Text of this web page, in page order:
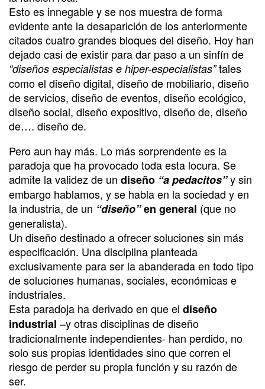
Esto es innegable y se nos muestra de forma
evidente ante la desaparición de los anteriormente
citados cuatro grandes bloques del diseño. Hoy han
dejado casi de existir para dar paso a un sinfín de
“diseños especialistas e hiper-especialistas”tales
como el diseño digital, diseño de mobiliario, diseño
de servicios, diseño de eventos, diseño ecológico,
diseño social, diseño expositivo, diseño de, diseño
de…. diseño de.
Pero aun hay más. Lo más sorprendente es la
paradoja que ha provocado toda esta locura. Se
admite la validez de un diseño “a pedacitos”y sin
embargo hablamos, y se habla en la sociedad y en
la industria, de un “diseño”en general (que no
generalista).
Un diseño destinado a ofrecer soluciones sin más
especificación. Una disciplina planteada
exclusivamente para ser la abanderada en todo tipo
de soluciones humanas, sociales, económicas e
industriales.
Esta paradoja ha derivado en que el diseño
industrial –y otras disciplinas de diseño
tradicionalmente independientes- han perdido, no
solo sus propias identidades sino que corren el
riesgo de perder su propia función y su razón de
ser.